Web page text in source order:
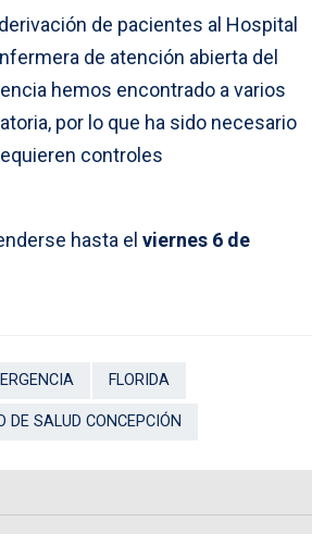
de pacientes al Hospital
de atención abierta del
hemos encontrado a varios
por lo que ha sido necesario
controles
hasta el viernes 6 de
FLORIDA
DE SALUD CONCEPCIÓN